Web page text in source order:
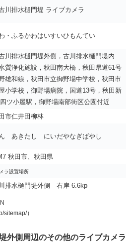
川排水樋門堤 ライブカメラ
・ふるかわはいすいひもんてい
川排水樋門堤外側，古川排水樋門堤内
質浄化施設，秋田南大橋，秋田県道61号
雄和線，秋田市立御野場中学校，秋田市
小学校，御野場病院，国道13号，秋田新
ツ小屋駅，御野場南部街区公園付近
市仁井田柳林
あきたし にいだやなぎばやし
秋田市、秋田県
ラ設置場所
排水樋門堤外側 右岸 6.6kp
sitemap/）
外側周辺のその他のライブカメラ